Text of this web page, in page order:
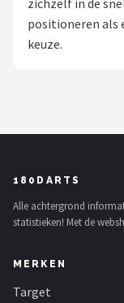
Target
ABC Darts
Harrows
zichzelf in de
positioneren als
keuze.
180DARTS
Alle achtergrond
statistieken! Met de
MERKEN
Target